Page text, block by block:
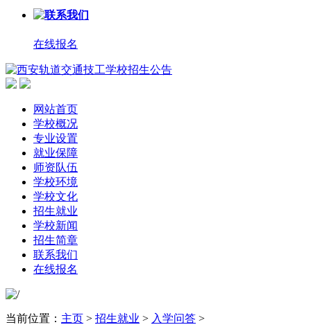
在线报名
网站首页
学校概况
专业设置
就业保障
师资队伍
学校环境
学校文化
招生就业
学校新闻
招生简章
联系我们
在线报名
当前位置： 主页 > 招生就业 > 入学问答 >